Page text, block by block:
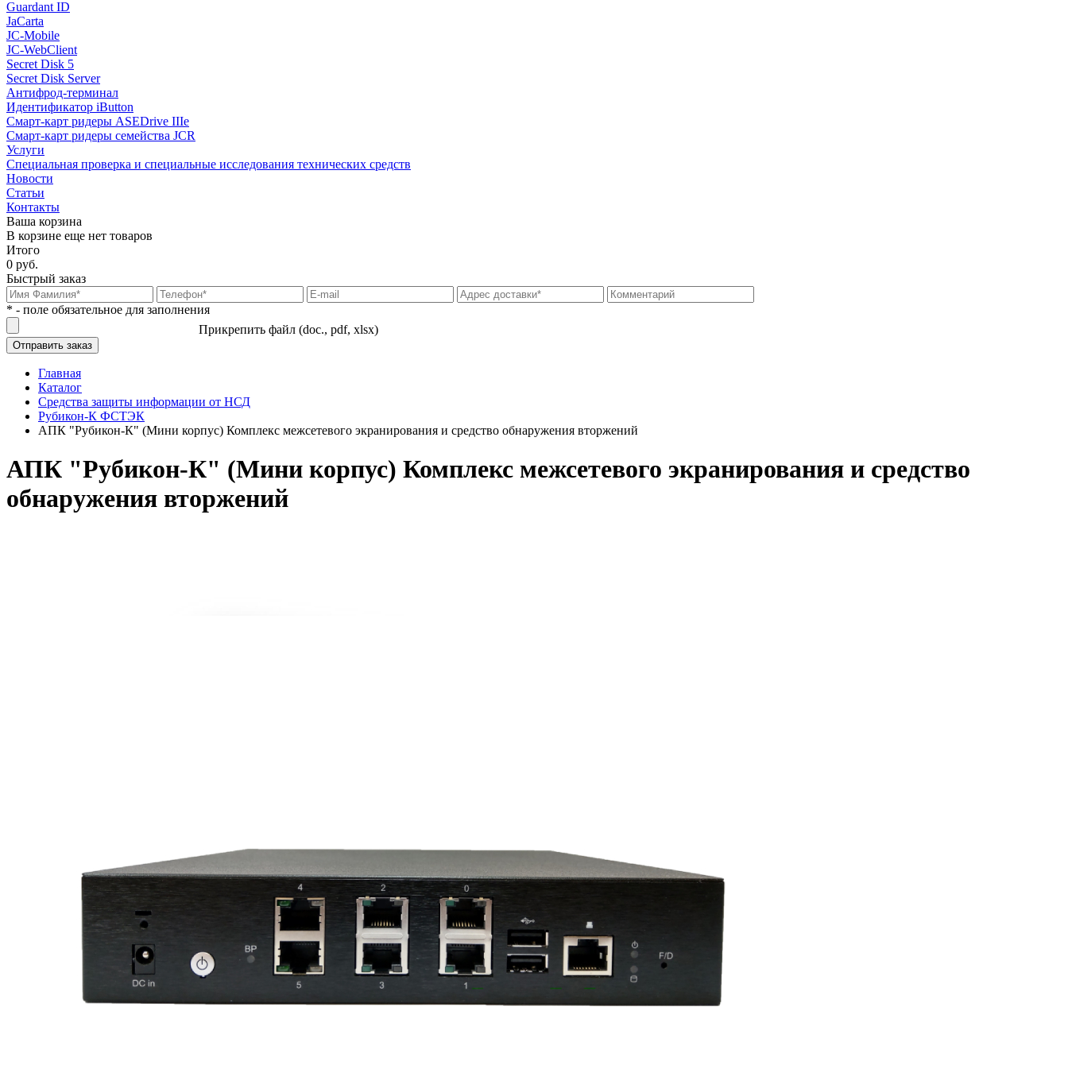
Guardant ID
JaCarta
JC-Mobile
JC-WebClient
Secret Disk 5
Secret Disk Server
Антифрод-терминал
Идентификатор iButton
Смарт-карт ридеры ASEDrive IIIe
Смарт-карт ридеры семейства JCR
Услуги
Специальная проверка и специальные исследования технических средств
Новости
Статьи
Контакты
Ваша корзина
В корзине еще нет товаров
Итого
0 руб.
Быстрый заказ
* - поле обязательное для заполнения
Прикрепить файл (doc., pdf, xlsx)
Главная
Каталог
Средства защиты информации от НСД
Рубикон-К ФСТЭК
АПК "Рубикон-К" (Мини корпус) Комплекс межсетевого экранирования и средство обнаружения вторжений
АПК "Рубикон-К" (Мини корпус) Комплекс межсетевого экранирования и средство
обнаружения вторжений